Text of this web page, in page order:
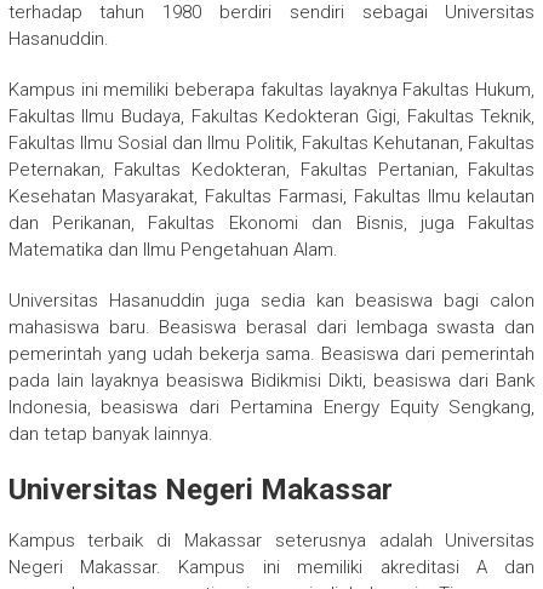
terhadap tahun 1980 berdiri sendiri sebagai Universitas
Hasanuddin.
Kampus ini memiliki beberapa fakultas layaknya Fakultas Hukum,
Fakultas Ilmu Budaya, Fakultas Kedokteran Gigi, Fakultas Teknik,
Fakultas Ilmu Sosial dan Ilmu Politik, Fakultas Kehutanan, Fakultas
Peternakan, Fakultas Kedokteran, Fakultas Pertanian, Fakultas
Kesehatan Masyarakat, Fakultas Farmasi, Fakultas Ilmu kelautan
dan Perikanan, Fakultas Ekonomi dan Bisnis, juga Fakultas
Matematika dan Ilmu Pengetahuan Alam.
Universitas Hasanuddin juga sedia kan beasiswa bagi calon
mahasiswa baru. Beasiswa berasal dari lembaga swasta dan
pemerintah yang udah bekerja sama. Beasiswa dari pemerintah
pada lain layaknya beasiswa Bidikmisi Dikti, beasiswa dari Bank
Indonesia, beasiswa dari Pertamina Energy Equity Sengkang,
dan tetap banyak lainnya.
Universitas Negeri Makassar
Kampus terbaik di Makassar seterusnya adalah Universitas
Negeri Makassar. Kampus ini memiliki akreditasi A dan